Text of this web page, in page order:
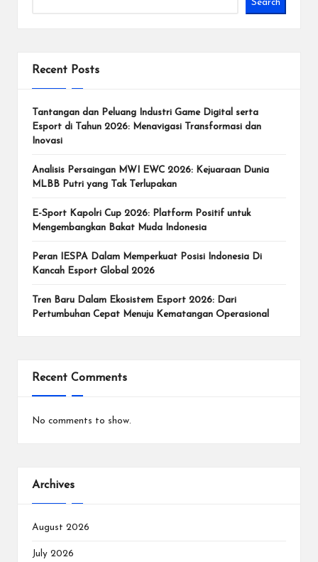
m
In
Search
Recent Posts
Tantangan dan Peluang Industri Game Digital serta
Esport di Tahun 2026: Menavigasi Transformasi dan
Inovasi
Analisis Persaingan MWI EWC 2026: Kejuaraan Dunia
MLBB Putri yang Tak Terlupakan
E-Sport Kapolri Cup 2026: Platform Positif untuk
Mengembangkan Bakat Muda Indonesia
Peran IESPA Dalam Memperkuat Posisi Indonesia Di
Kancah Esport Global 2026
Tren Baru Dalam Ekosistem Esport 2026: Dari
Pertumbuhan Cepat Menuju Kematangan Operasional
Recent Comments
No comments to show.
Archives
August 2026
July 2026